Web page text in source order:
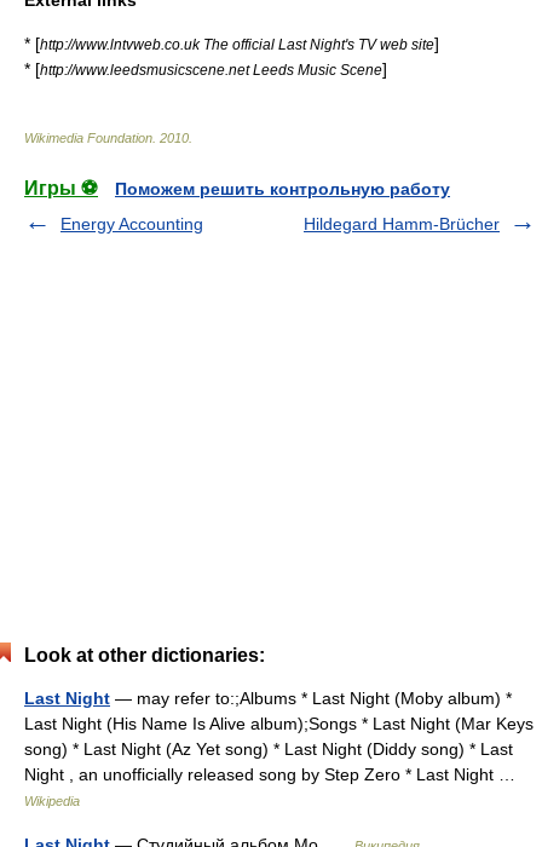
* [http://www.lntvweb.co.uk The official Last Night's TV web site]
* [http://www.leedsmusicscene.net Leeds Music Scene]
Wikimedia Foundation 2010
Игры ⚽
Поможем решить контрольную работу
Energy Accounting
Hildegard Hamm-Brücher
Look at other dictionaries:
Last Night — may refer to:;Albums * Last Night (Moby album) *
Last Night (His Name Is Alive album);Songs * Last Night (Mar Keys
song) * Last Night (Az Yet song) * Last Night (Diddy song) * Last
Night , an unofficially released song by Step Zero * Last Night …
Wikipedia